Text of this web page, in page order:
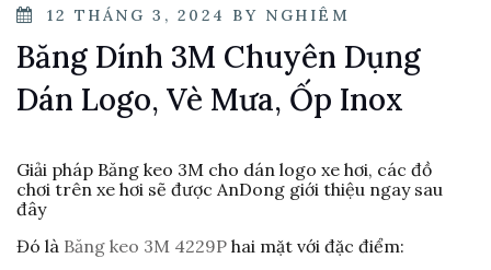
POSTED
12 THÁNG 3, 2024 BY NGHIÊM
Băng Dính 3M Chuyên Dụng
Dán Logo, Vè Mưa, Ốp Inox
Giải pháp Băng keo 3M cho dán logo xe hơi, các đồ
chơi trên xe hơi sẽ được AnDong giới thiệu ngay sau
đây
Đó là Băng keo 3M 4229P hai mặt với đặc điểm: